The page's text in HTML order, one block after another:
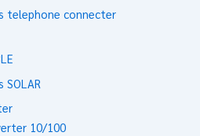
telephone connecter
10/100